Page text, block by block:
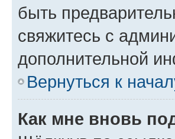
быть
свяжитесь с
дополнительной
Вернуться к
Как мне вновь